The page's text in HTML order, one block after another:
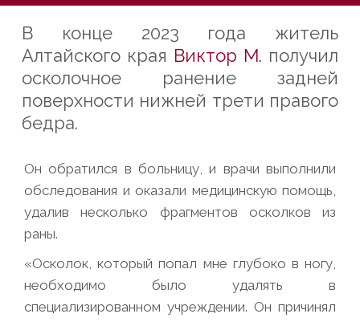
В конце 2023 года житель
Алтайского края Виктор М. получил
осколочное ранение задней
поверхности нижней трети правого
бедра.
Он обратился в больницу, и врачи выполнили
обследования и оказали медицинскую помощь,
удалив несколько фрагментов осколков из
раны.
«Осколок, который попал мне глубоко в ногу,
необходимо было удалять в
специализированном учреждении. Он причинял